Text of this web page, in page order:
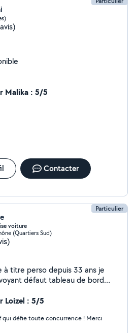
Malika : 5/5
Contacter
Particulier
voiture
(Quartiers Sud)
à titre perso depuis 33 ans je
défaut tableau de bord
des codes
Test activation des écus et
Loizel : 5/5
défie toute concurrence ! Merci